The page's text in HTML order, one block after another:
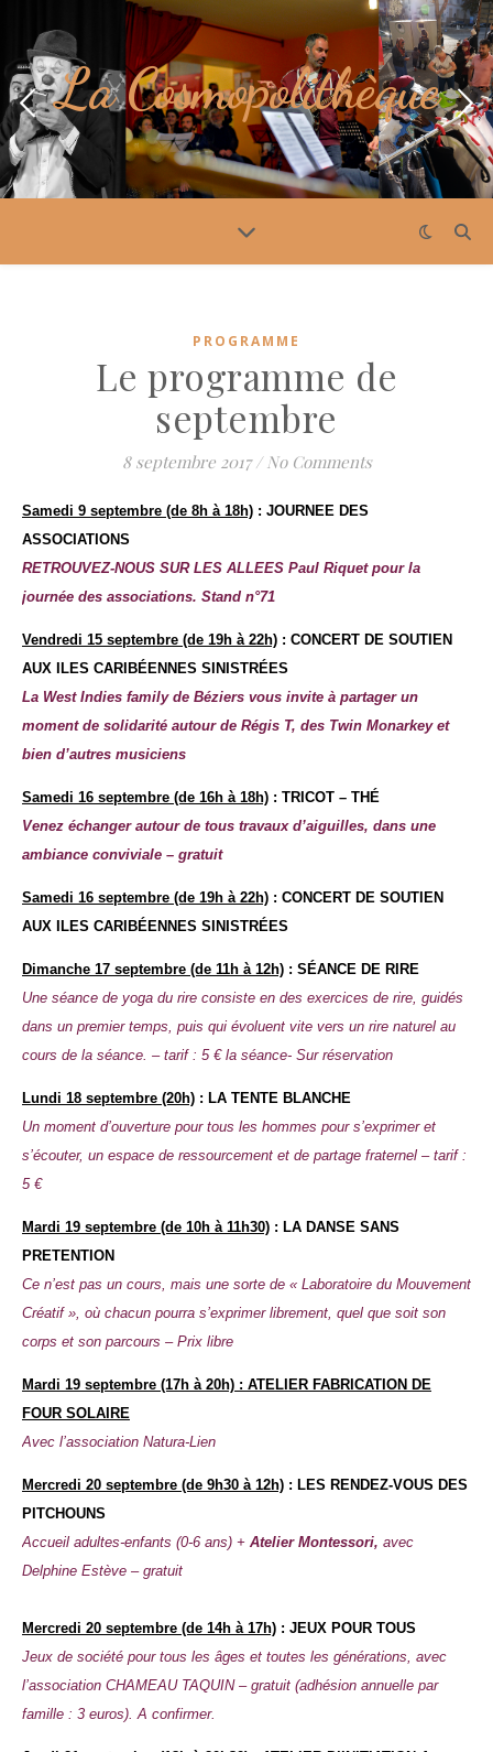
La Cosmopolithèque
PROGRAMME
Le programme de
septembre
8 septembre 2017 / No Comments
Samedi 9 septembre (de 8h à 18h) : JOURNEE DES
ASSOCIATIONS
RETROUVEZ-NOUS SUR LES ALLEES Paul Riquet pour la
journée des associations. Stand n°71
Vendredi 15 septembre (de 19h à 22h) : CONCERT DE SOUTIEN
AUX ILES CARIBÉENNES SINISTRÉES
La West Indies family de Béziers vous invite à partager un
moment de solidarité autour de Régis T, des Twin Monarkey et
bien d’autres musiciens
Samedi 16 septembre (de 16h à 18h) : TRICOT – THÉ
Venez échanger autour de tous travaux d’aiguilles, dans une
ambiance conviviale – gratuit
Samedi 16 septembre (de 19h à 22h) : CONCERT DE SOUTIEN
AUX ILES CARIBÉENNES SINISTRÉES
Dimanche 17 septembre (de 11h à 12h) : SÉANCE DE RIRE
Une séance de yoga du rire consiste en des exercices de rire, guidés
dans un premier temps, puis qui évoluent vite vers un rire naturel au
cours de la séance. – tarif : 5 € la séance- Sur réservation
Lundi 18 septembre (20h) : LA TENTE BLANCHE
Un moment d’ouverture pour tous les hommes pour s’exprimer et
s’écouter, un espace de ressourcement et de partage fraternel – tarif :
5 €
Mardi 19 septembre (de 10h à 11h30) : LA DANSE SANS
PRETENTION
Ce n’est pas un cours, mais une sorte de « Laboratoire du Mouvement
Créatif », où chacun pourra s’exprimer librement, quel que soit son
corps et son parcours – Prix libre
Mardi 19 septembre (17h à 20h) : ATELIER FABRICATION DE
FOUR SOLAIRE
Avec l’association Natura-Lien
Mercredi 20 septembre (de 9h30 à 12h) : LES RENDEZ-VOUS DES
PITCHOUNS
Accueil adultes-enfants (0-6 ans) + Atelier Montessori, avec
Delphine Estève – gratuit
Mercredi 20 septembre (de 14h à 17h) : JEUX POUR TOUS
Jeux de société pour tous les âges et toutes les générations, avec
l’association CHAMEAU TAQUIN – gratuit (adhésion annuelle par
famille : 3 euros). A confirmer.